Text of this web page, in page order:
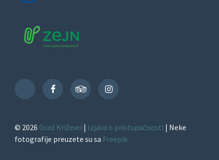
TikTok
FacebookTripAdvisorInstagram
© 2026 Grad Križevci | Izjava o pristupačnosti | Neke
fotografije preuzete su sa Freepik